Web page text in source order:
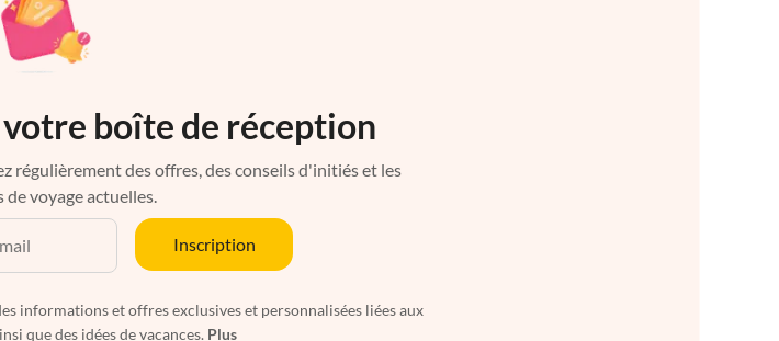
votre boîte de réception
régulièrement des offres, des conseils d'initiés et les
de voyage actuelles.
Inscription
informations et offres exclusives et personnalisées liées aux
que des idées de vacances. Plus